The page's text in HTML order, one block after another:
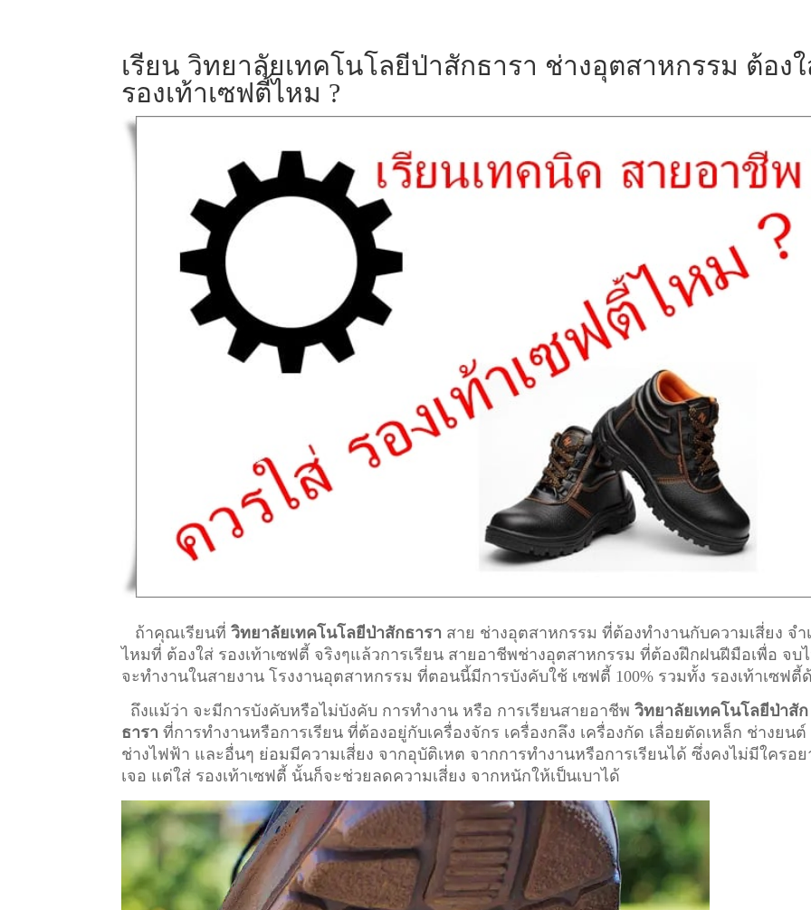
เรียน วิทยาลัยเทคโนโลยีป่าสักธารา ช่างอุตสาหกรรม ต้อง
รองเท้าเซฟตี้ไหม ?
ถ้าคุณเรียนที่วิทยาลัยเทคโนโลยีป่าสักธารา สาย ช่างอุตสาหกรรม ที่ต้องทำงานกับความเสี่ยง จำ
ไหมที่ ต้องใส่ รองเท้าเซฟตี้ จริงๆแล้วการเรียน สายอาชีพช่างอุตสาหกรรมที่ต้องฝึกฝนฝีมือเพื่อ จบ
จะทำงานในสายงาน โรงงานอุตสาหกรรม ที่ตอนนี้มีการบังคับใช้ เซฟตี้ 100% รวมทั้ง รองเท้าเซฟตี้
ถึงแม้ว่า จะมีการบังคับหรือไม่บังคับ การทำงาน หรือ การเรียนสายอาชีพวิทยาลัยเทคโนโลยีป่าสัก
ธารา ที่การทำงานหรือการเรียน ที่ต้องอยู่กับเครื่องจักร เครื่องกลึง เครื่องกัด เลื่อยตัดเหล็ก ช่างยนต์
ช่างไฟฟ้า และอื่นๆ ย่อมมีความเสี่ยง จากอุบัติเหต จากการทำงานหรือการเรียนได้ ซึ่งคงไม่มีใครอย
เจอ แต่ใส่ รองเท้าเซฟตี้ นั้นก็จะช่วยลดความเสี่ยง จากหนักให้เป็นเบาได้